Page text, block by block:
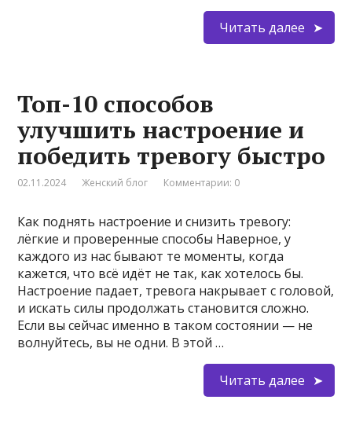
Читать далее
Топ-10 способов
улучшить настроение и
победить тревогу быстро
02.11.2024 Женский блог Комментарии: 0
Как поднять настроение и снизить тревогу:
лёгкие и проверенные способы Наверное, у
каждого из нас бывают те моменты, когда
кажется, что всё идёт не так, как хотелось бы.
Настроение падает, тревога накрывает с головой,
и искать силы продолжать становится сложно.
Если вы сейчас именно в таком состоянии — не
волнуйтесь, вы не одни. В этой …
Читать далее